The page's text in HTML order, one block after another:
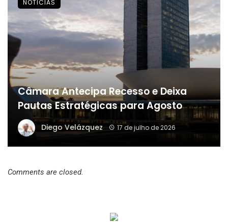
Câmara Antecipa Recesso e Deixa
Pautas Estratégicas para Agosto
Diego Velázquez 17 de julho de 2026
NOTICIAS
Comments are closed.